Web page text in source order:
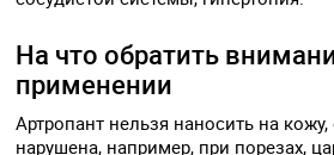
На что обратить
применении
Артропант нельзя наносить на
нарушена, например, при порезах,